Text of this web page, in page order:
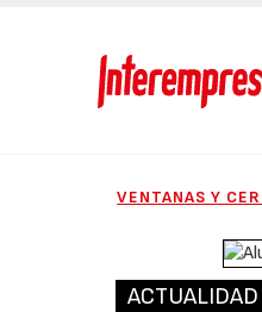
VENTANAS Y
ACTUALIDAD